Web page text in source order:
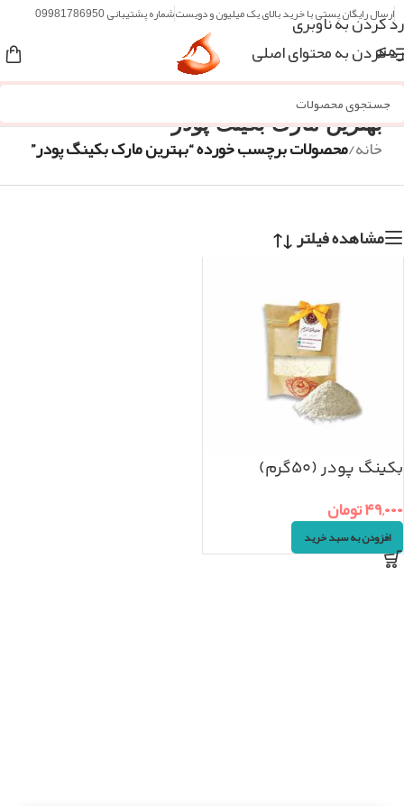
رد کردن به ناوبری
رد کردن به محتوای اصلی
ارسال رایگان پستی با خرید بالای یک میلیون و دویستشماره پشتیبانی 09981786950
منو
بهترین مارک بکینگ پودر
خانه/محصولات برچسب خورده “بهترین مارک بکینگ پودر”
مشاهده فیلتر
بکینگ پودر (۵۰گرم)
۴۹,۰۰۰تومان
افزودن به سبد خرید